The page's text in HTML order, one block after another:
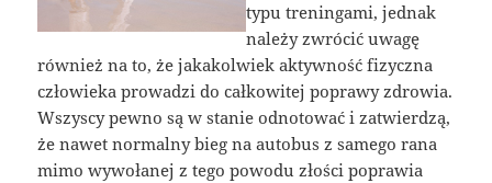
typu treningami, jednak
należy zwrócić uwagę
również na to, że jakakolwiek aktywność fizyczna
człowieka prowadzi do całkowitej poprawy zdrowia.
Wszyscy pewno są w stanie odnotować i zatwierdzą,
że nawet normalny bieg na autobus z samego rana
mimo wywołanej z tego powodu złości poprawia